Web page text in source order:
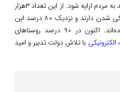
خدمت شناسنامه دار دارد که باید به مردم ارایه شود. از این تعداد ۳هزار
و هفت خدمت قابلیت الکترونیکی شدن دارند و نزدیک ۸۰ درصد این
خدمات تا امروز الکترونیکی شده‌اند. اکنون در ۹۰ درصد روستاهای
با تلاش دولت تدبیر و امید